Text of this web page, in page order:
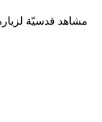
مشاهد قدسيّة